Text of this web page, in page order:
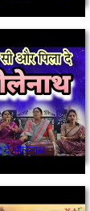
दे भोलेनाथ